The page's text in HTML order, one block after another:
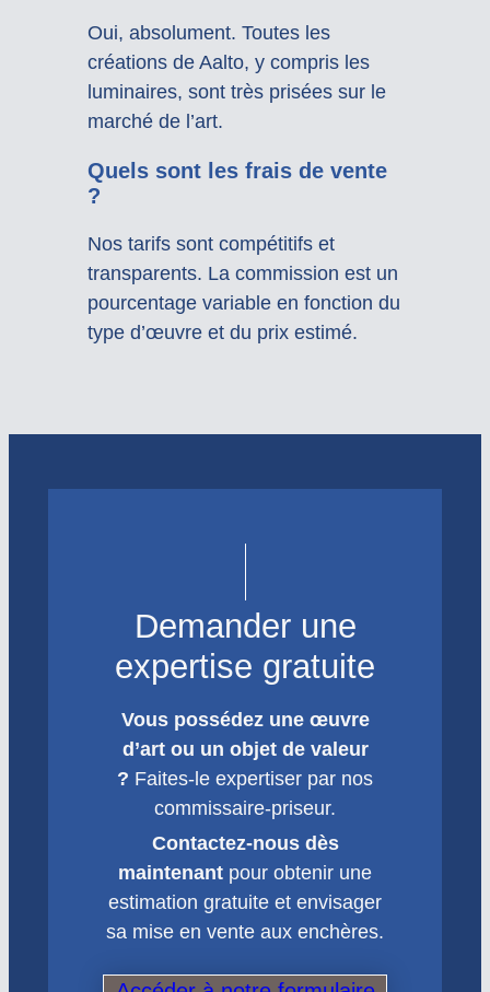
Oui, absolument. Toutes les
créations de Aalto, y compris les
luminaires, sont très prisées sur le
marché de l’art.
Quels sont les frais de vente
?
Nos tarifs sont compétitifs et
transparents. La commission est un
pourcentage variable en fonction du
type d’œuvre et du prix estimé.
Demander une
expertise gratuite
Vous possédez une œuvre
d’art ou un objet de valeur
? Faites-le expertiser par nos
commissaire-priseur.
Contactez-nous dès
maintenant pour obtenir une
estimation gratuite et envisager
sa mise en vente aux enchères.